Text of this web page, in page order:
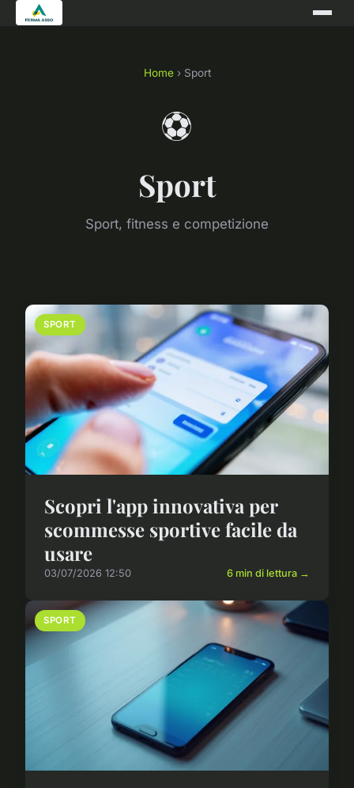
Home› Sport
⚽
Sport
Sport, fitness e competizione
SPORT
Scopri l'app innovativa per
scommesse sportive facile da
usare
03/07/2026 12:50 6 min di lettura →
SPORT